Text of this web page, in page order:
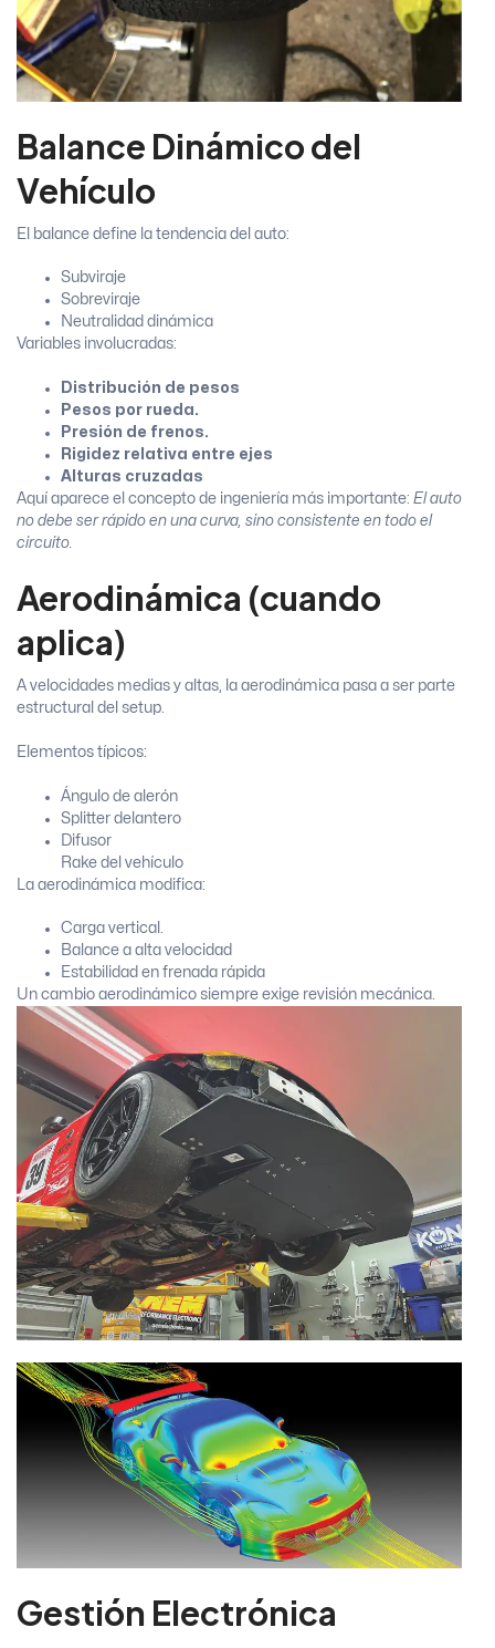
Balance Dinámico del
Vehículo
El balance define la tendencia del auto:
Subviraje
Sobreviraje
Neutralidad dinámica
Variables involucradas:
Distribución de pesos
Pesos por rueda.
Presión de frenos.
Rigidez relativa entre ejes
Alturas cruzadas
Aquí aparece el concepto de ingeniería más importante: El auto
no debe ser rápido en una curva, sino consistente en todo el
circuito.
Aerodinámica (cuando
aplica)
A velocidades medias y altas, la aerodinámica pasa a ser parte
estructural del setup.
Elementos típicos:
Ángulo de alerón
Splitter delantero
Difusor
Rake del vehículo
La aerodinámica modifica:
Carga vertical.
Balance a alta velocidad
Estabilidad en frenada rápida
Un cambio aerodinámico siempre exige revisión mecánica.
Gestión Electrónica